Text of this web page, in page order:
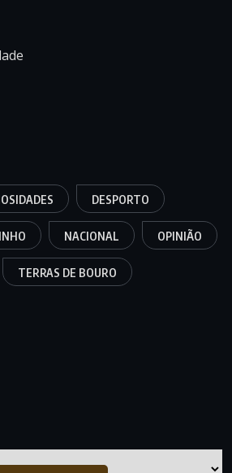
DESPORTO
NACIONAL OPINIÃO
TERRAS DE BOURO